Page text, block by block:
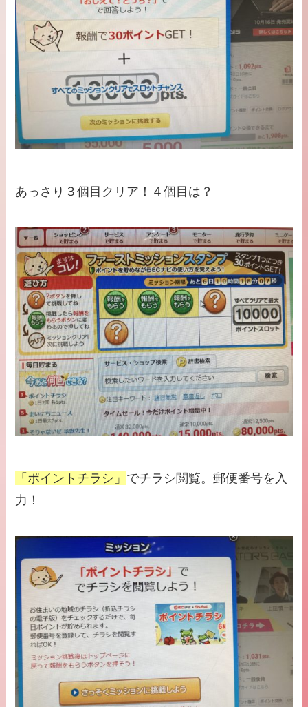
あっさり３個目クリア！４個目は？
「ポイントチラシ」 でチラシ閲覧。郵便番号を入
力！